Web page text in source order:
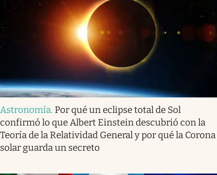
Astronomía. Por qué un eclipse total de Sol
confirmó lo que Albert Einstein descubrió con la
Teoría de la Relatividad General y por qué la Corona
solar guarda un secreto